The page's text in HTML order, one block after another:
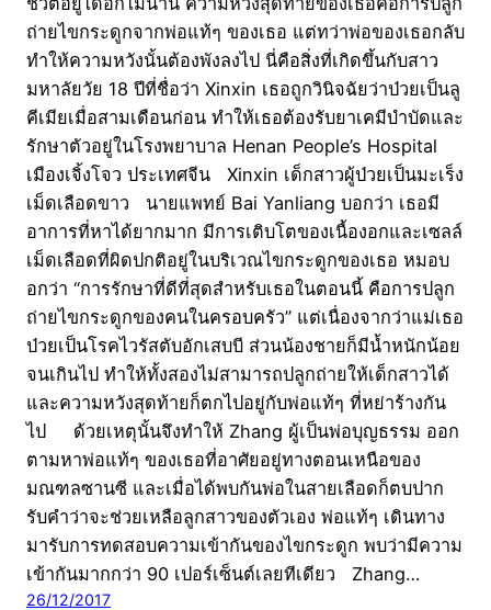
ถ่ายไขกระดูกจากพ่อแท้ๆ ของเธอ แต่ทว่าพ่อของเธอกลับ
ทำให้ความหวังนั้นต้องพังลงไป นี่คือสิ่งที่เกิดขึ้นกับสาว
มหาลัยวัย 18 ปีที่ชื่อว่า Xinxin เธอถูกวินิจฉัยว่าป่วยเป็นลู
คีเมียเมื่อสามเดือนก่อน ทำให้เธอต้องรับยาเคมีบำบัดและ
รักษาตัวอยู่ในโรงพยาบาล Henan People’s Hospital
เมืองเจิ้งโจว ประเทศจีน Xinxin เด็กสาวผู้ป่วยเป็นมะเร็ง
เม็ดเลือดขาว นายแพทย์ Bai Yanliang บอกว่า เธอมี
อาการที่หาได้ยากมาก มีการเติบโตของเนื้องอกและเซลล์
เม็ดเลือดที่ผิดปกติอยู่ในบริเวณไขกระดูกของเธอ หมอบ
อกว่า “การรักษาที่ดีที่สุดสำหรับเธอในตอนนี้ คือการปลูก
ถ่ายไขกระดูกของคนในครอบครัว” แต่เนื่องจากว่าแม่เธอ
ป่วยเป็นโรคไวรัสตับอักเสบบี ส่วนน้องชายก็มีน้ำหนักน้อย
จนเกินไป ทำให้ทั้งสองไม่สามารถปลูกถ่ายให้เด็กสาวได้
และความหวังสุดท้ายก็ตกไปอยู่กับพ่อแท้ๆ ที่หย่าร้างกัน
ไป ด้วยเหตุนั้นจึงทำให้ Zhang ผู้เป็นพ่อบุญธรรม ออก
ตามหาพ่อแท้ๆ ของเธอที่อาศัยอยู่ทางตอนเหนือของ
มณฑลซานซี และเมื่อได้พบกันพ่อในสายเลือดก็ตบปาก
รับคำว่าจะช่วยเหลือลูกสาวของตัวเอง พ่อแท้ๆ เดินทาง
มารับการทดสอบความเข้ากันของไขกระดูก พบว่ามีความ
เข้ากันมากกว่า 90 เปอร์เซ็นต์เลยทีเดียว Zhang…
26/12/2017